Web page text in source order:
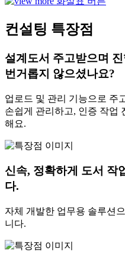
컨설팅 특장점
설계도서 주고받으며
번거롭지 않으셨나요?
업로드 및 관리 기능으로 주
손쉽게 관리하고, 인증 작업
해요.
신속, 정확하게 도서 작
다.
자체 개발한 업무용 솔루션
니다.